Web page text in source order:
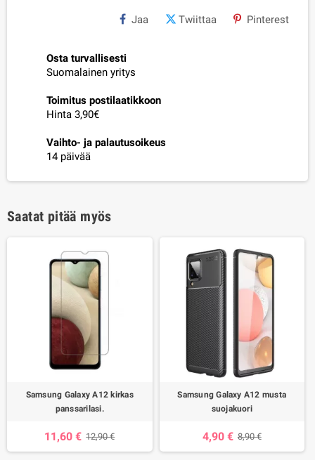
Jaa Twiittaa Pinterest
Osta turvallisesti
Suomalainen yritys
Toimitus postilaatikkoon
Hinta 3,90€
Vaihto- ja palautusoikeus
14 päivää
Saatat pitää myös
Samsung Galaxy A12 kirkas
panssarilasi.
11,60 € 12,90 €
Samsung Galaxy A12 musta
suojakuori
4,90 € 8,90 €